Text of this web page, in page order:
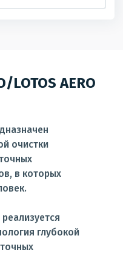
AERO
очистки
в которых
глубокой